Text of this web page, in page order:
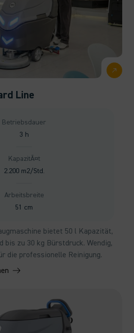
Line
Betriebsdauer
3 h
KapazitÃ¤t
2.200 m2/Std.
Arbeitsbreite
51 cm
bietet 50 l Kapazität,
bis zu 30 kg Bürstdruck. Wendig,
die professionelle Reinigung.